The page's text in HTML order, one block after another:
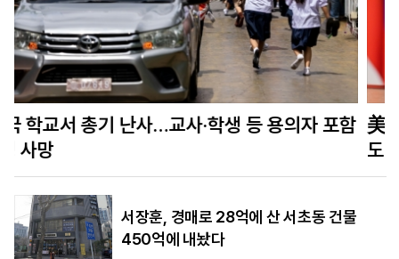
美정보당국 “푸틴, 수년 내 나토 회원국 공격할 수
도…결속력 시험”
서장훈, 경매로 28억에 산 서초동 건물
450억에 내놨다